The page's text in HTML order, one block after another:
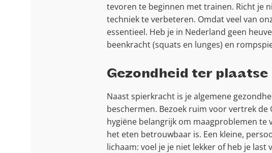
tevoren te beginnen met trainen. Richt je
techniek te verbeteren. Omdat veel van
essentieel. Heb je in Nederland geen
beenkracht (squats en lunges) en
Gezondheid ter plaatse
Naast spierkracht is je algemene
beschermen. Bezoek ruim voor vertrek de
hygiëne belangrijk om maagproblemen
het eten betrouwbaar is. Een kleine,
lichaam: voel je je niet lekker of heb je